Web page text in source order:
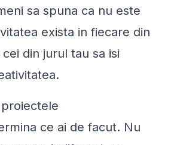
sa spuna ca nu este
exista in fiecare din
din jurul tau sa isi
ce ai de facut. Nu